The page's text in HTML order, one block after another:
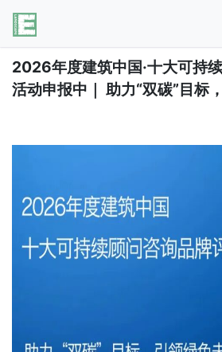
2026年度建筑中国·十大可持
活动申报中｜ 助力“双碳”目标